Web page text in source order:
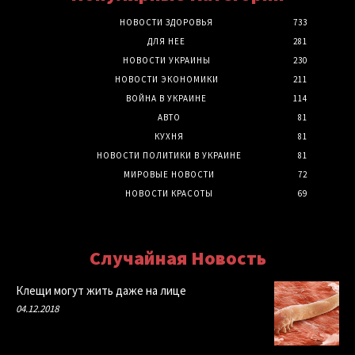
НОВОСТИ ЗДОРОВЬЯ
733
ДЛЯ НЕЕ
281
НОВОСТИ УКРАИНЫ
230
НОВОСТИ ЭКОНОМИКИ
211
ВОЙНА В УКРАИНЕ
114
АВТО
81
КУХНЯ
81
НОВОСТИ ПОЛИТИКИ В УКРАИНЕ
81
МИРОВЫЕ НОВОСТИ
72
НОВОСТИ КРАСОТЫ
69
Случайная Новость
Клещи могут жить даже на лице
04.12.2018